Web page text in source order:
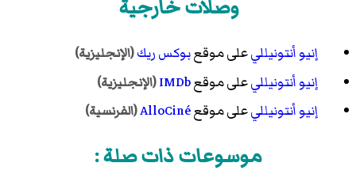
وصلات خارجية
إنيو أنتونيلليعلى موقعبوكس ريك(الإنجليزية)
إنيو أنتونيلليعلى موقعIMDb(الإنجليزية)
إنيو أنتونيلليعلى موقعAlloCiné(الفرنسية)
موسوعات ذات صلة :